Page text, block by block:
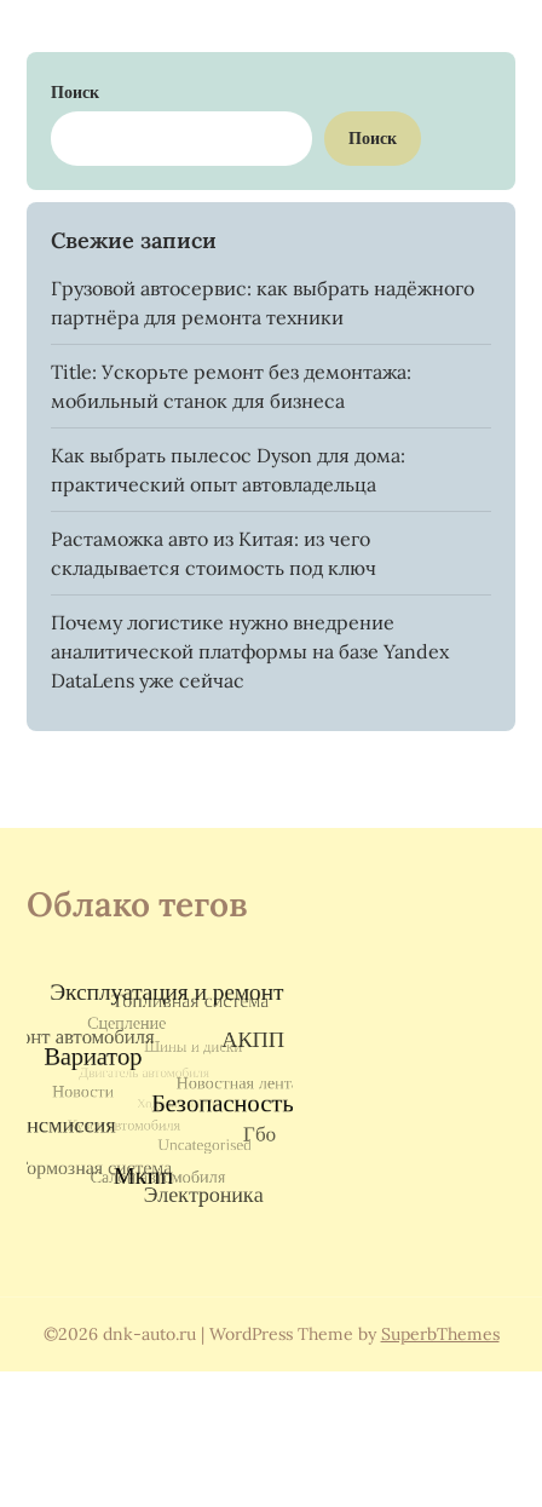
Поиск
Поиск
Свежие записи
Грузовой автосервис: как выбрать надёжного
партнёра для ремонта техники
Title: Ускорьте ремонт без демонтажа:
мобильный станок для бизнеса
Как выбрать пылесос Dyson для дома:
практический опыт автовладельца
Растаможка авто из Китая: из чего
складывается стоимость под ключ
Почему логистике нужно внедрение
аналитической платформы на базе Yandex
DataLens уже сейчас
Облако тегов
©2026 dnk-auto.ru | WordPress Theme by SuperbThemes